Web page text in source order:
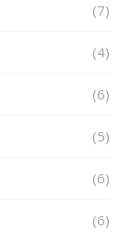
(7)
(4)
(6)
(5)
(6)
(6)